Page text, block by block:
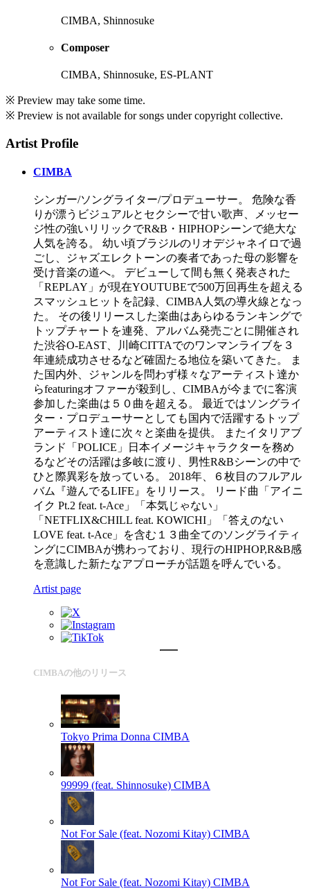
CIMBA, Shinnosuke
Composer
CIMBA, Shinnosuke, ES-PLANT
※ Preview may take some time.
※ Preview is not available for songs under copyright collective.
Artist Profile
CIMBA
シンガー/ソングライター/プロデューサー。 危険な香
りが漂うビジュアルとセクシーで甘い歌声、メッセー
ジ性の強いリリックでR&B・HIPHOPシーンで絶大な
人気を誇る。 幼い頃ブラジルのリオデジャネイロで過
ごし、ジャズエレクトーンの奏者であった母の影響を
受け音楽の道へ。 デビューして間も無く発表された
「REPLAY」が現在YOUTUBEで500万回再生を超える
スマッシュヒットを記録、CIMBA人気の導火線となっ
た。 その後リリースした楽曲はあらゆるランキングで
トップチャートを連発、アルバム発売ごとに開催され
た渋谷O-EAST、川崎CITTAでのワンマンライブを３
年連続成功させるなど確固たる地位を築いてきた。 ま
た国内外、ジャンルを問わず様々なアーティスト達か
らfeaturingオファーが殺到し、CIMBAが今までに客演
参加した楽曲は５０曲を超える。 最近ではソングライ
ター・プロデューサーとしても国内で活躍するトップ
アーティスト達に次々と楽曲を提供。 またイタリアブ
ランド「POLICE」日本イメージキャラクターを務め
るなどその活躍は多岐に渡り、男性R&Bシーンの中で
ひと際異彩を放っている。 2018年、６枚目のフルアル
バム『遊んでるLIFE』をリリース。 リード曲「アイニ
イク Pt.2 feat. t-Ace」「本気じゃない」
「NETFLIX&CHILL feat. KOWICHI」「答えのない
LOVE feat. t-Ace」を含む１３曲全てのソングライティ
ングにCIMBAが携わっており、現行のHIPHOP,R&B感
を意識した新たなアプローチが話題を呼んでいる。
Artist page
CIMBAの他のリリース
Tokyo Prima Donna CIMBA
99999 (feat. Shinnosuke) CIMBA
Not For Sale (feat. Nozomi Kitay) CIMBA
Not For Sale (feat. Nozomi Kitay) CIMBA